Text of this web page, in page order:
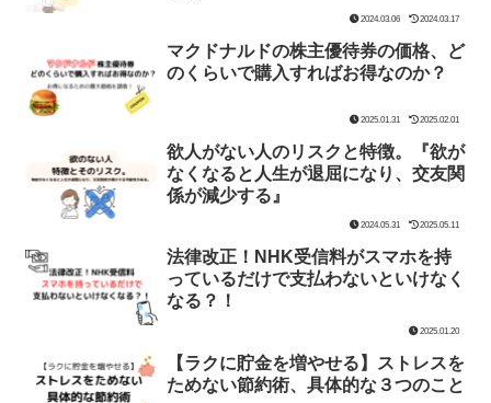
2024.03.06 2024.03.17
マクドナルドの株主優待券の価格、ど
のくらいで購入すればお得なのか？
2025.01.31 2025.02.01
欲人がない人のリスクと特徴。『欲が
なくなると人生が退屈になり、交友関
係が減少する』
2024.05.31 2025.05.11
法律改正！NHK受信料がスマホを持
っているだけで支払わないといけなく
なる？！
2025.01.20
【ラクに貯金を増やせる】ストレスを
ためない節約術、具体的な３つのこと